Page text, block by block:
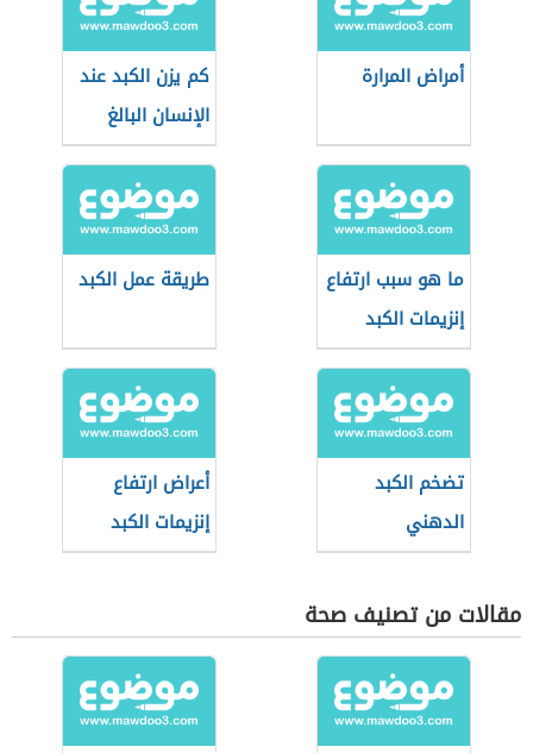
أمراض المرارة
كم يزن الكبد عند
الإنسان البالغ
ما هو سبب ارتفاع
إنزيمات الكبد
طريقة عمل الكبد
تضخم الكبد
الدهني
أعراض ارتفاع
إنزيمات الكبد
مقالات من تصنيف صحة